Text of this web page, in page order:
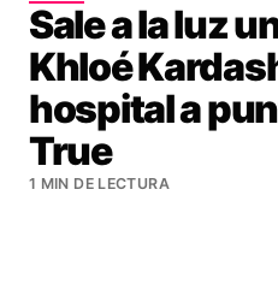
Sale a la luz
Khloé
hospital a
True
1 MIN DE LECTURA